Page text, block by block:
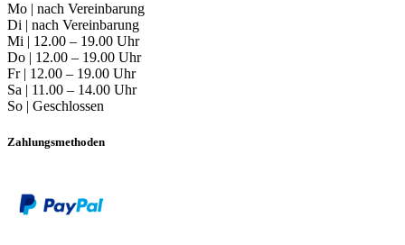
Mo | nach Vereinbarung
Di | nach Vereinbarung
Mi | 12.00 – 19.00 Uhr
Do | 12.00 – 19.00 Uhr
Fr | 12.00 – 19.00 Uhr
Sa | 11.00 – 14.00 Uhr
So | Geschlossen
Zahlungsmethoden